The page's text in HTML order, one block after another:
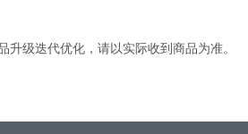
级迭代优化，请以实际收到商品为准。